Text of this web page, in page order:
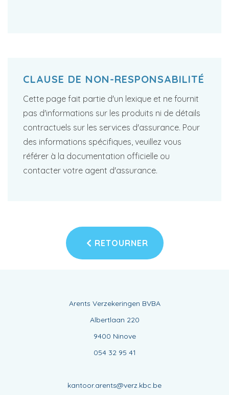
CLAUSE DE NON-RESPONSABILITÉ
Cette page fait partie d'un lexique et ne fournit
pas d'informations sur les produits ni de détails
contractuels sur les services d'assurance. Pour
des informations spécifiques, veuillez vous
référer à la documentation officielle ou
contacter votre agent d'assurance.
RETOURNER
Arents Verzekeringen BVBA
Albertlaan 220
9400 Ninove
054 32 95 41
kantoor.arents@verz.kbc.be